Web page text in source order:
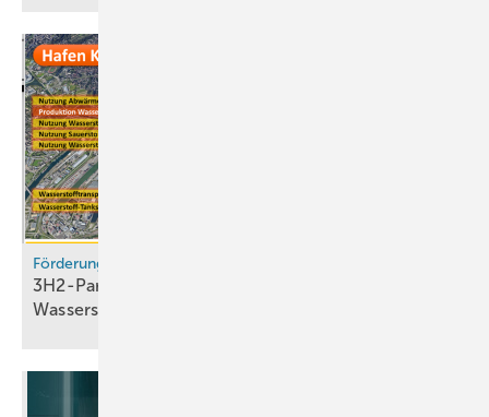
Förderung
3H2-Partner erhalten Zuschlag für
Wasserstoffprojekte